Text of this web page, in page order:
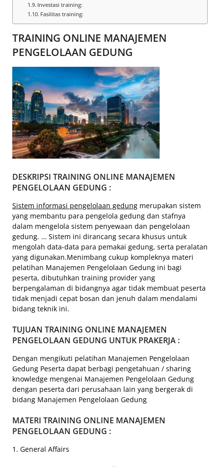
Investasi training:
Fasilitas training:
TRAINING ONLINE MANAJEMEN
PENGELOLAAN GEDUNG
DESKRIPSI TRAINING ONLINE MANAJEMEN
PENGELOLAAN GEDUNG :
Sistem informasi pengelolaan gedung merupakan sistem
yang membantu para pengelola gedung dan stafnya
dalam mengelola sistem penyewaan dan pengelolaan
gedung. … Sistem ini dirancang secara khusus untuk
mengolah data-data para pemakai gedung, serta peralatan
yang digunakan.Menimbang cukup kompleknya materi
pelatihan Manajemen Pengelolaan Gedung ini bagi
peserta, dibutuhkan training provider yang
berpengalaman di bidangnya agar tidak membuat peserta
tidak menjadi cepat bosan dan jenuh dalam mendalami
bidang teknik ini.
TUJUAN TRAINING ONLINE MANAJEMEN
PENGELOLAAN GEDUNG UNTUK PRAKERJA :
Dengan mengikuti pelatihan Manajemen Pengelolaan
Gedung Peserta dapat berbagi pengetahuan / sharing
knowledge mengenai Manajemen Pengelolaan Gedung
dengan peserta dari perusahaan lain yang bergerak di
bidang Manajemen Pengelolaan Gedung
MATERI TRAINING ONLINE MANAJEMEN
PENGELOLAAN GEDUNG :
1. General Affairs